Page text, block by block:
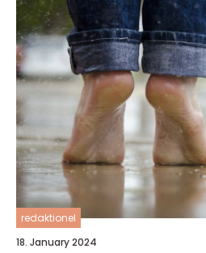
redaktionel
18. January 2024